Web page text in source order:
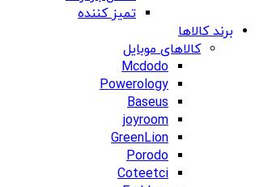
تمیز کننده
برند کالاها
کالاهای موبایل
Mcdodo
Powerology
Baseus
joyroom
GreenLion
Porodo
Coteetci